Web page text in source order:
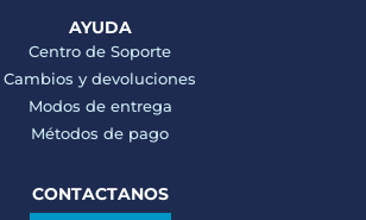
AYUDA
Centro de Soporte
Cambios y devoluciones
Modos de entrega
Métodos de pago
CONTACTANOS